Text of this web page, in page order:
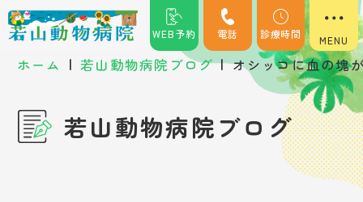
WEB予約 電話 診療時間
ホーム | 若山動物病院ブログ | オシッコに血の塊
若山動物病院ブログ